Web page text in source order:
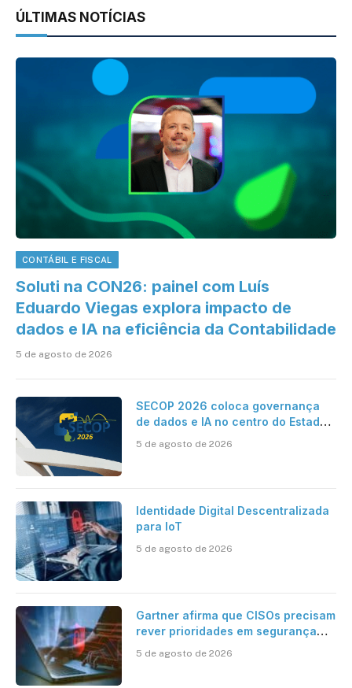
ÚLTIMAS NOTÍCIAS
CONTÁBIL E FISCAL
Soluti na CON26: painel com Luís
Eduardo Viegas explora impacto de
dados e IA na eficiência da Contabilidade
5 de agosto de 2026
SECOP 2026 coloca governança
de dados e IA no centro do Estado
5 de agosto de 2026
Identidade Digital Descentralizada
para IoT
5 de agosto de 2026
Gartner afirma que CISOs precisam
rever prioridades em segurança
desafios impostos pela Inteligência
5 de agosto de 2026